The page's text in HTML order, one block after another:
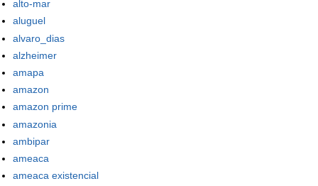
alto-mar
aluguel
alvaro_dias
alzheimer
amapa
amazon
amazon prime
amazonia
ambipar
ameaca
ameaca existencial